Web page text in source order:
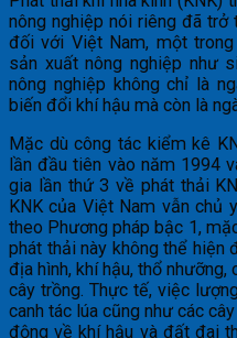
nông nghiệp nói riêng đã trở
đối với Việt Nam, một
sản xuất nông nghiệp như
nông nghiệp không chỉ là
biến đổi khí hậu mà còn là
Mặc dù công tác kiểm kê
lần đầu tiên vào năm 1994
gia lần thứ 3 về phát thải
KNK của Việt Nam vẫn chủ
theo Phương pháp bậc 1,
phát thải này không thể hiện
địa hình, khí hậu, thổ
cây trồng. Thực tế, việc
canh tác lúa cũng như các
động về khí hậu và đất đai